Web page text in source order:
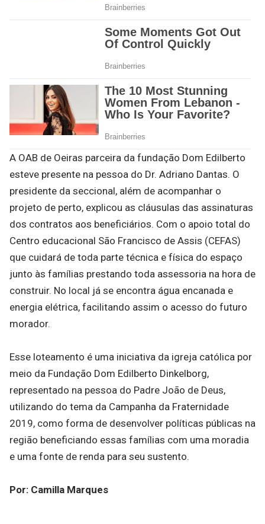
A OAB de Oeiras parceira da fundação Dom Edilberto
esteve presente na pessoa do Dr. Adriano Dantas. O
presidente da seccional, além de acompanhar o
projeto de perto, explicou as cláusulas das assinaturas
dos contratos aos beneficiários. Com o apoio total do
Centro educacional São Francisco de Assis (CEFAS)
que cuidará de toda parte técnica e física do espaço
junto às famílias prestando toda assessoria na hora de
construir. No local já se encontra água encanada e
energia elétrica, facilitando assim o acesso do futuro
morador.
Esse loteamento é uma iniciativa da igreja católica por
meio da Fundação Dom Edilberto Dinkelborg,
representado na pessoa do Padre João de Deus,
utilizando do tema da Campanha da Fraternidade
2019, como forma de desenvolver políticas públicas na
região beneficiando essas famílias com uma moradia
e uma fonte de renda para seu sustento.
Por: Camilla Marques